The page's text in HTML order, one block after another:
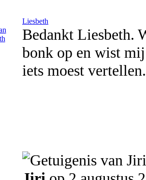
Liesbeth
Bedankt Liesbeth.
bonk op en wist
iets moest